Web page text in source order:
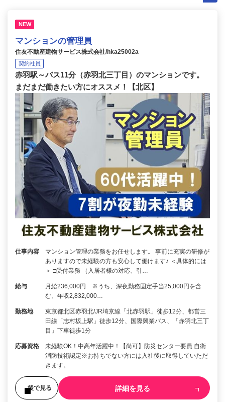
NEW
マンションの管理員
住友不動産建物サービス株式会社/hka25002a
契約社員
赤羽駅～バス11分（赤羽北三丁目）のマンションです。
まだまだ働きたい方にオススメ！【北区】
仕事内容
マンション管理の業務をお任せします。 事前に充実の研修が
ありますので未経験の方も安心して働けます♪ ＜具体的には
＞ □受付業務 （入居者様の対応、引…
給与
月給236,000円 ※うち、深夜勤務固定手当25,000円を含
む、年収2,832,000…
勤務地
東京都北区赤羽北/JR埼京線「北赤羽駅」徒歩12分、都営三
田線「志村坂上駅」徒歩12分、国際興業バス、「赤羽北三丁
目」下車徒歩1分
応募資格
未経験OK！中高年活躍中！【尚可】防災センター要員 自衛
消防技術認定※お持ちでない方には入社後に取得していただ
きます。
後で見る 詳細を見る